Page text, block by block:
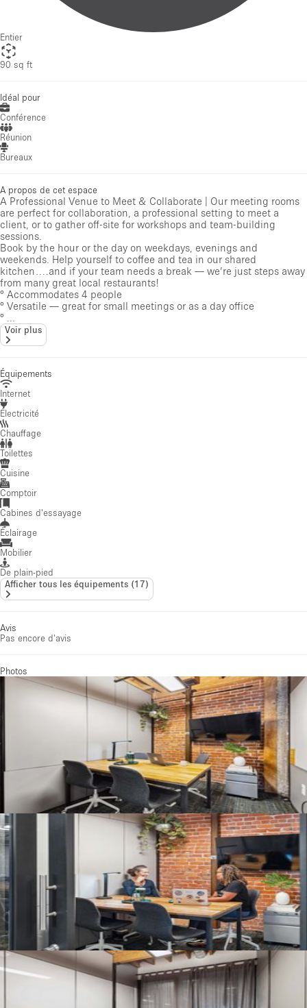
Entier
90 sq ft
Idéal pour
Conférence
Réunion
Bureaux
A propos de cet espace
A Professional Venue to Meet & Collaborate | Our meeting rooms
are perfect for collaboration, a professional setting to meet a
client, or to gather off-site for workshops and team-building
sessions.
Book by the hour or the day on weekdays, evenings and
weekends. Help yourself to coffee and tea in our shared
kitchen….and if your team needs a break — we’re just steps away
from many great local restaurants!
° Accommodates 4 people
° Versatile — great for small meetings or as a day office
° ...
Voir plus
Équipements
Internet
Électricité
Chauffage
Toilettes
Cuisine
Comptoir
Cabines d'essayage
Éclairage
Mobilier
De plain-pied
Afficher tous les équipements (17)
Avis
Pas encore d'avis
Photos